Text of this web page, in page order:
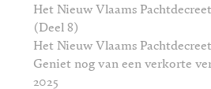
Het Nieuw Vlaams
(Deel 8)
Het Nieuw Vlaams
Geniet nog van een verkorte
2025